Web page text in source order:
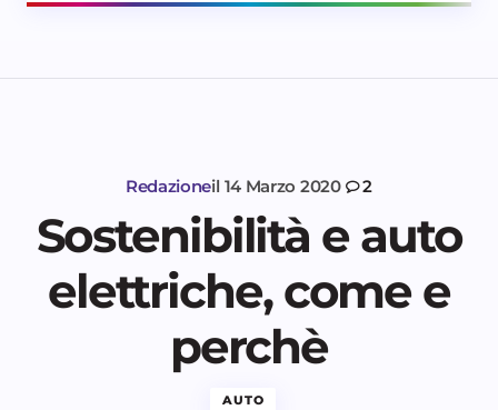
Redazioneil 14 Marzo 2020 2
Sostenibilità e auto
elettriche, come e
perchè
AUTO